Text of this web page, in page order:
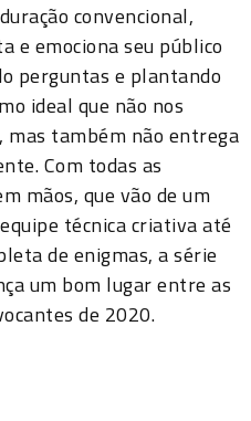
convencional,
e emociona seu público
perguntas e plantando
ideal que não nos
também não entrega
Com todas as
mãos, que vão de um
técnica criativa até
de enigmas, a série
um bom lugar entre as
de 2020.